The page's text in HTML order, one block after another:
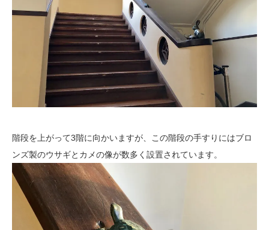
階段を上がって3階に向かいますが、この階段の手すりにはブロ
ンズ製のウサギとカメの像が数多く設置されています。